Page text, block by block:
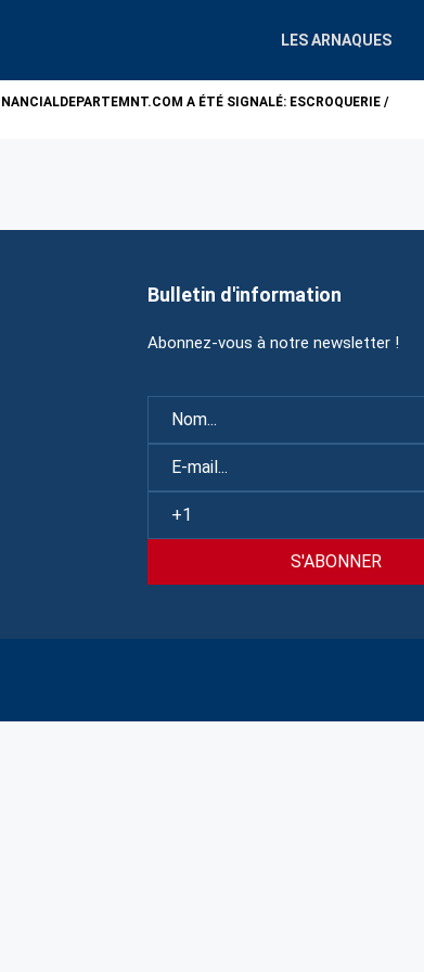
LES ARNAQUES
A ÉTÉ SIGNALÉ: ESCROQUERIE /
Bulletin d'information
Abonnez-vous à notre newsletter !